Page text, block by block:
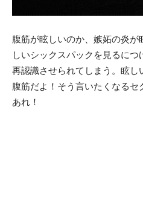
腹筋が眩しいのか、嫉妬の炎が
しいシックスパックを見るに
再認識させられてしまう。眩し
腹筋だよ！そう言いたくなる
あれ！